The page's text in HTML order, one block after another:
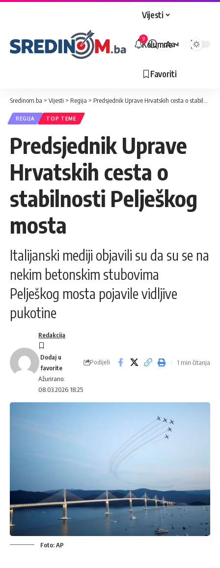
Vijesti
Kolumne
Favoriti
9
Veličina
Aa
Sredinom.ba > Vijesti > Regija > Predsjednik Uprave Hrvatskih cesta o stabilnosti Pelješkog mosta
REGIJA TOP TEME
Predsjednik Uprave
Hrvatskih cesta o
stabilnosti Pelješkog
mosta
Italijanski mediji objavili su da su se na
nekim betonskim stubovima
Pelješkog mosta pojavile vidljive
pukotine
Ažurirano:
08.03.2026 18:25
Redakcija
Podijeli 1 min čitanja
Foto: AP